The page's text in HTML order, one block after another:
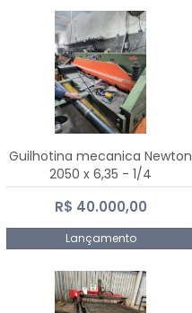
Guilhotina mecanica Newton
2050 x 6,35 - 1/4
R$ 40.000,00
Lançamento